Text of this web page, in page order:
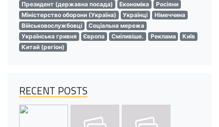
Президент (державна посада)
Економіка
Росіяни
Міністерство оборони (Україна)
Українці
Німеччина
Військовослужбовці
Соціальна мережа
Українська гривня
Європа Сміливіше. Реклама
Київ
Китай (регіон)
RECENT POSTS